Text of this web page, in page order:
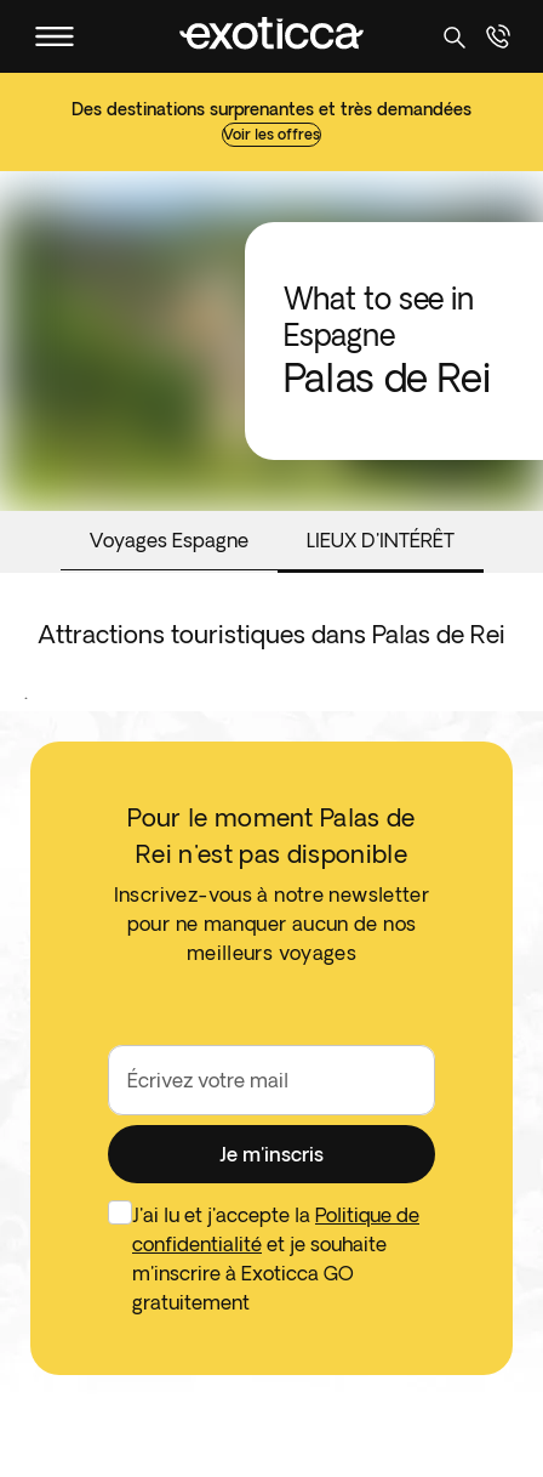
Des destinations surprenantes et très demandées
Voir les offres
What to see in
Espagne
Palas de Rei
Voyages Espagne LIEUX D'INTÉRÊT
Attractions touristiques dans Palas de Rei
.
Pour le moment Palas de
Rei n'est pas disponible
Inscrivez-vous à notre newsletter
pour ne manquer aucun de nos
meilleurs voyages
Écrivez votre mail
Je m'inscris
J'ai lu et j'accepte la Politique de
confidentialité et je souhaite
m'inscrire à Exoticca GO
gratuitement